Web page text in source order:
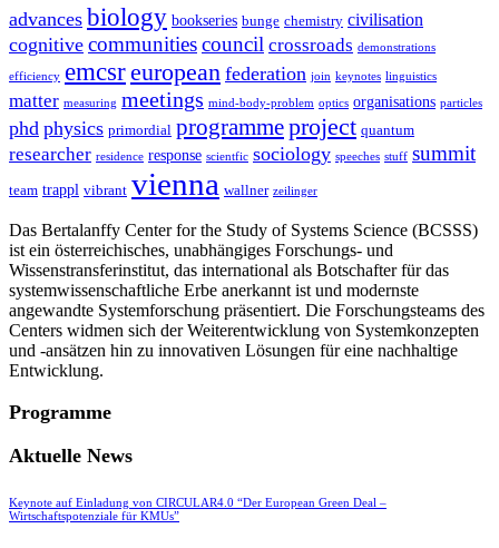
advances biology bookseries bunge chemistry civilisation
cognitive communitiescouncil crossroads demonstrations
efficiency emcsreuropean federation join keynotes linguistics
matter measuring meetings mind-body-problem optics organisations particles
phd physics primordial programmeproject quantum
researcher residence response scientfic sociology speeches stuff summit
team trappl vibrant vienna wallner zeilinger
Das Bertalanffy Center for the Study of Systems Science (BCSSS)
ist ein österreichisches, unabhängiges Forschungs- und
Wissenstransferinstitut, das international als Botschafter für das
systemwissenschaftliche Erbe anerkannt ist und modernste
angewandte Systemforschung präsentiert. Die Forschungsteams des
Centers widmen sich der Weiterentwicklung von Systemkonzepten
und -ansätzen hin zu innovativen Lösungen für eine nachhaltige
Entwicklung.
Programme
Aktuelle News
Keynote auf Einladung von CIRCULAR4.0 “Der European Green Deal –
Wirtschaftspotenziale für KMUs”